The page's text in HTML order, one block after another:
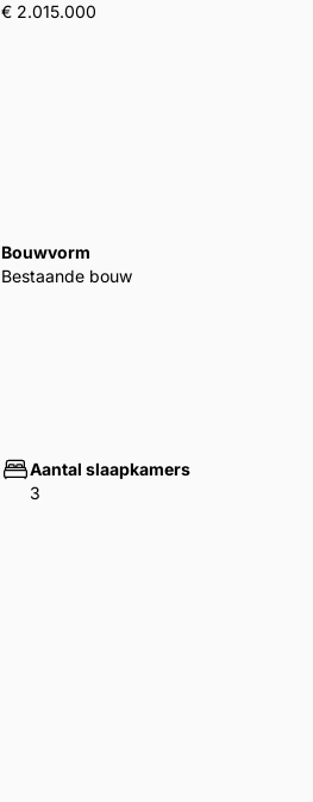
€ 2.015.000
Bouwvorm
Bestaande bouw
Aantal slaapkamers
3